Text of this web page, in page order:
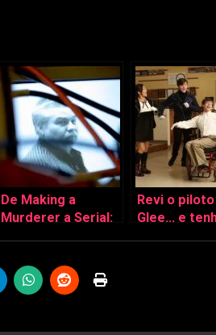
De Making a
Murderer a Serial:
pleasure”
Revi o
Glee… e